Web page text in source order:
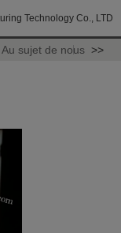
Technology Co., LTD
Au sujet de nous >>